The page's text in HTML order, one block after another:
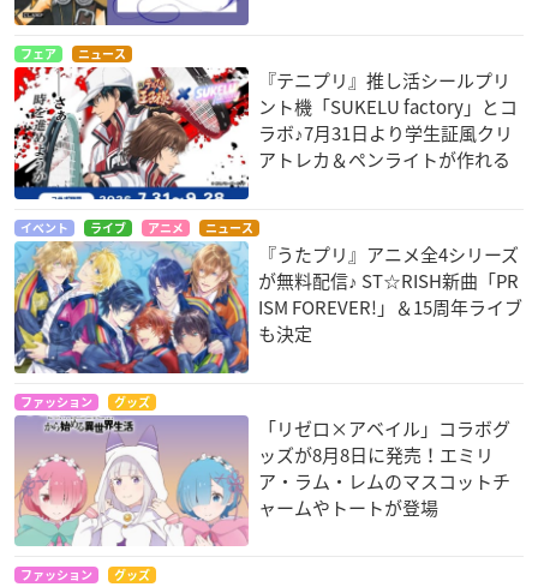
フェア ニュース
『テニプリ』推し活シールプリ
ント機「SUKELU factory」とコ
ラボ♪7月31日より学生証風クリ
アトレカ＆ペンライトが作れる
イベント ライブ アニメ ニュース
『うたプリ』アニメ全4シリーズ
が無料配信♪ ST☆RISH新曲「PR
ISM FOREVER!」＆15周年ライブ
も決定
ファッション グッズ
「リゼロ×アベイル」コラボグ
ッズが8月8日に発売！エミリ
ア・ラム・レムのマスコットチ
ャームやトートが登場
ファッション グッズ